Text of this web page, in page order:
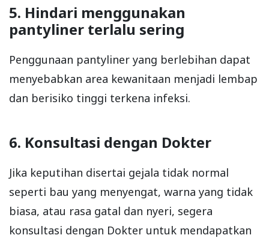
5. Hindari menggunakan
pantyliner terlalu sering
Penggunaan pantyliner yang berlebihan dapat
menyebabkan area kewanitaan menjadi lembap
dan berisiko tinggi terkena infeksi.
6. Konsultasi dengan Dokter
Jika keputihan disertai gejala tidak normal
seperti bau yang menyengat, warna yang tidak
biasa, atau rasa gatal dan nyeri, segera
konsultasi dengan Dokter untuk mendapatkan